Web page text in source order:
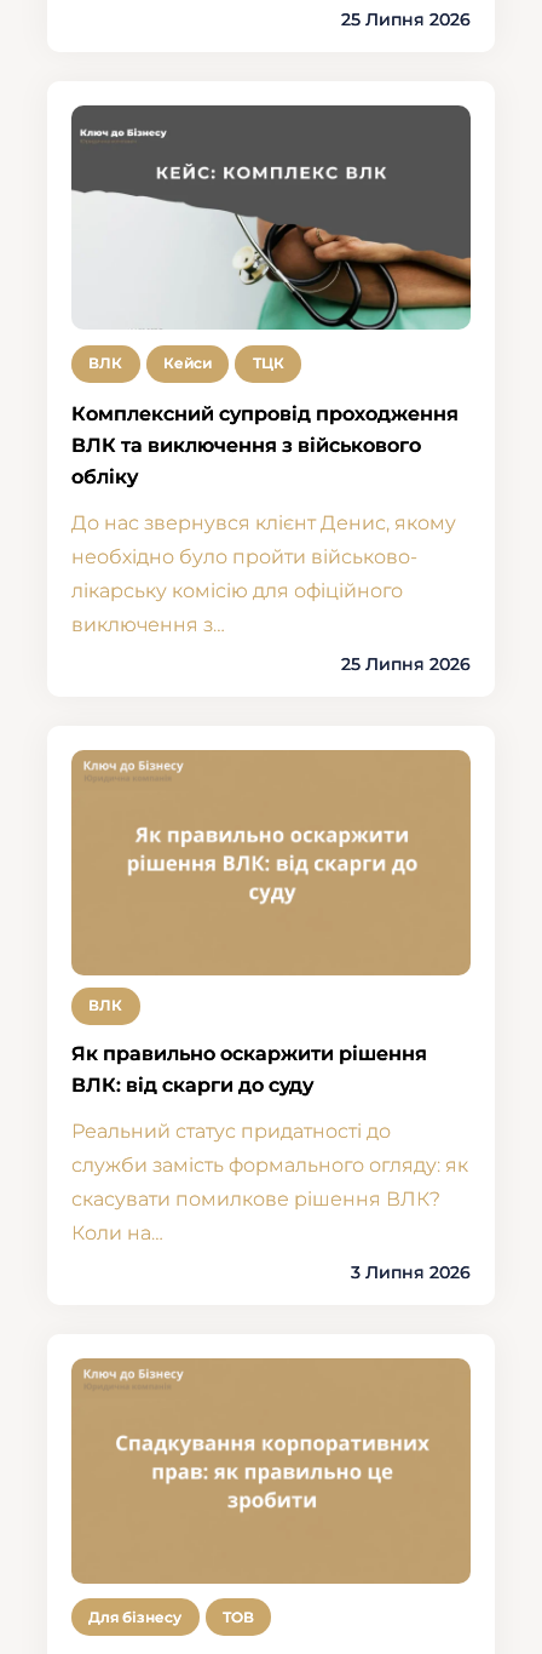
25 Липня 2026
ВЛК Кейси ТЦК
Комплексний супровід проходження
ВЛК та виключення з військового
обліку
До нас звернувся клієнт Денис, якому
необхідно було пройти військово-
лікарську комісію для офіційного
виключення з…
25 Липня 2026
ВЛК
Як правильно оскаржити рішення
ВЛК: від скарги до суду
Реальний статус придатності до
служби замість формального огляду: як
скасувати помилкове рішення ВЛК?
Коли на…
3 Липня 2026
Для бізнесу ТОВ